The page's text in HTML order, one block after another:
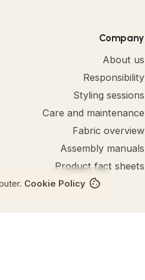
Company
About us
Responsibility
Styling sessions
Care and maintenance
Fabric overview
Assembly manuals
Product fact sheets
Cookie Policy